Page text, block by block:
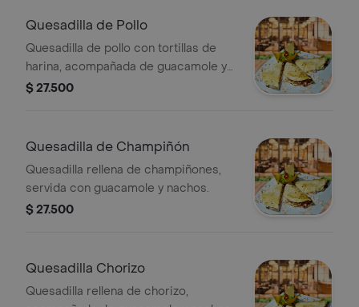
Quesadilla de Pollo
Quesadilla de pollo con tortillas de
harina, acompañada de guacamole y
nachos.
$ 27.500
Quesadilla de Champiñón
Quesadilla rellena de champiñones,
servida con guacamole y nachos.
$ 27.500
Quesadilla Chorizo
Quesadilla rellena de chorizo,